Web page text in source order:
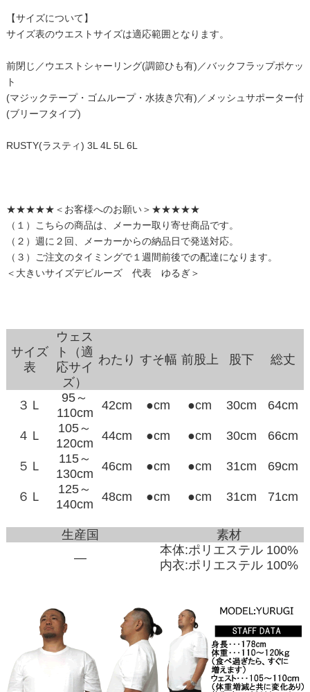
【サイズについて】
サイズ表のウエストサイズは適応範囲となります。
前閉じ／ウエストシャーリング(調節ひも有)／バックフラップポケッ
ト
(マジックテープ・ゴムループ・水抜き穴有)／メッシュサポーター付
(ブリーフタイプ)
RUSTY(ラスティ) 3L 4L 5L 6L
★★★★★＜お客様へのお願い＞★★★★★
（１）こちらの商品は、メーカー取り寄せ商品です。
（２）週に２回、メーカーからの納品日で発送対応。
（３）ご注文のタイミングで１週間前後での配達になります。
＜大きいサイズデビルーズ 代表 ゆるぎ＞
サイズ
表
ウェス
ト（適
応サイ
ズ）
わたり すそ幅 前股上 股下 総丈
３Ｌ
95～
110cm
42cm ●cm ●cm 30cm 64cm
４Ｌ
105～
120cm
44cm ●cm ●cm 30cm 66cm
５Ｌ
115～
130cm
46cm ●cm ●cm 31cm 69cm
６Ｌ
125～
140cm
48cm ●cm ●cm 31cm 71cm
生産国
素材
―
本体:ポリエステル 100%
内衣:ポリエステル 100%